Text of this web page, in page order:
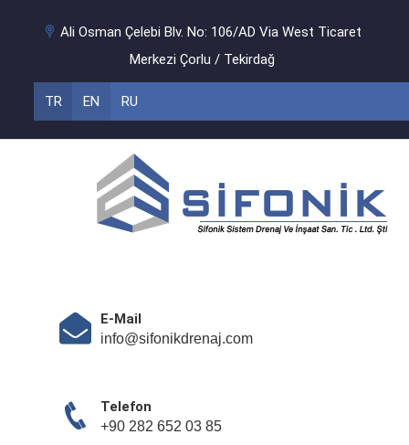
Ali Osman Çelebi Blv. No: 106/AD Via West Ticaret
Merkezi Çorlu / Tekirdağ
TR EN RU
E-Mail
info@sifonikdrenaj.com
Telefon
+90 282 652 03 85